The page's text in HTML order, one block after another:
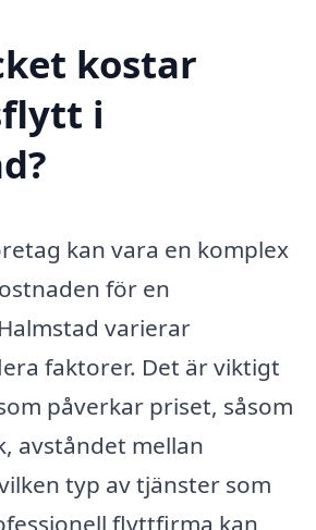
kostar
i
kan vara en komplex
för en
varierar
faktorer. Det är viktigt
påverkar priset, såsom
avståndet mellan
typ av tjänster som
flyttfirma kan